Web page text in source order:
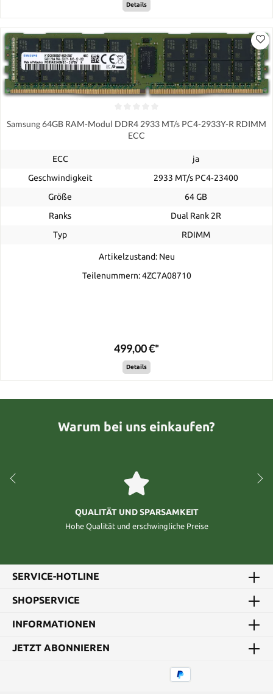
Details
Samsung 64GB RAM-Modul DDR4 2933 MT/s PC4-2933Y-R RDIMM
ECC
ECC
ja
Geschwindigkeit
2933 MT/s PC4‑23400
Größe
64 GB
Ranks
Dual Rank 2R
Typ
RDIMM
Artikelzustand: Neu
Teilenummern: 4ZC7A08710
499,00 €*
Details
Warum bei uns einkaufen?
QUALITÄT UND SPARSAMKEIT
Hohe Qualität und erschwingliche Preise
SERVICE-HOTLINE
SHOPSERVICE
INFORMATIONEN
JETZT ABONNIEREN